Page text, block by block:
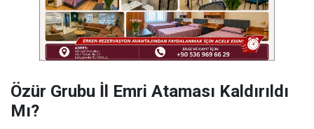
Özür Grubu İl Emri Ataması Kaldırıldı
Mı?